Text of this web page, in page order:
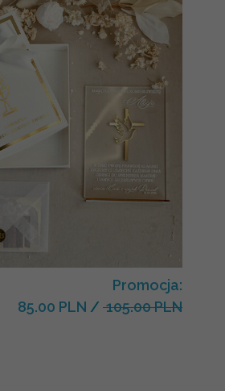
Promocja:
85.00 PLN / 105.00 PLN